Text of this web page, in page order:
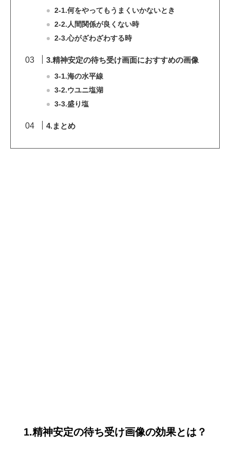
2-1.何をやってもうまくいかないとき
2-2.人間関係が良くない時
2-3.心がざわざわする時
3.精神安定の待ち受け画面におすすめの画像
3-1.海の水平線
3-2.ウユニ塩湖
3-3.盛り塩
4.まとめ
1.精神安定の待ち受け画像の効果とは？